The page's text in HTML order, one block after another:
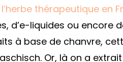
thérapeutique en
d’e-liquides ou encore
à base de chanvre,
Or, là on a